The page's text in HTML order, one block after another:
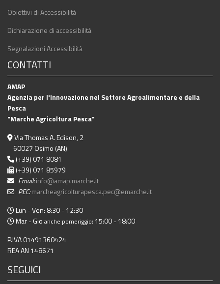
Obiettivi di Accessibilità
Dichiarazione di accessibilità
Segnalazioni Accessibilità
CONTATTI
AMAP
Agenzia per l'Innovazione nel Settore Agroalimentare e della
Pesca
"Marche Agricoltura Pesca"
Via Thomas A. Edison, 2
60027 Osimo (AN)
(+39) 071 8081
(+39) 071 85979
Email:info@amap.marche.it
PEC:marcheagricolturapesca.pec@emarche.it
Lun - Ven: 8:30 - 12:30
Mar - Gio anche pomeriggio: 15:00 - 18:00
P.IVA 01491360424
REA AN 148671
SEGUICI